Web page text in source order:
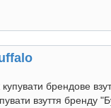
купувати брендове
взуття бренду